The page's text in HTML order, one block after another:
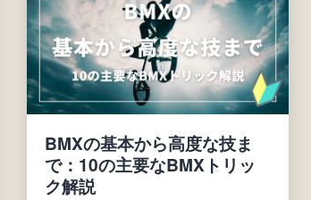
BMXの基本から高度な技ま
で：10の主要なBMXトリッ
ク解説